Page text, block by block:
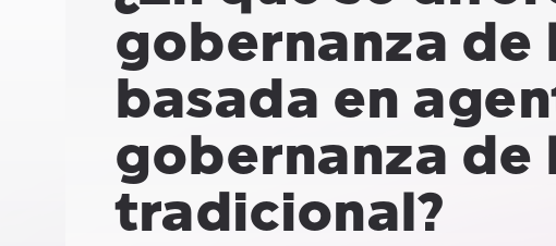
gobernanza de
basada en
gobernanza de
tradicional?